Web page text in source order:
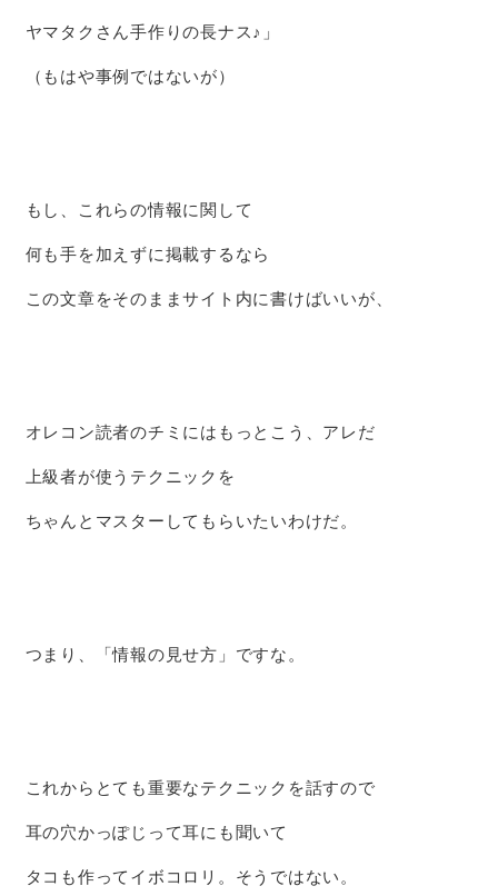
ヤマタクさん手作りの長ナス♪」
（もはや事例ではないが）
もし、これらの情報に関して
何も手を加えずに掲載するなら
この文章をそのままサイト内に書けばいいが、
オレコン読者のチミにはもっとこう、アレだ
上級者が使うテクニックを
ちゃんとマスターしてもらいたいわけだ。
つまり、「情報の見せ方」ですな。
これからとても重要なテクニックを話すので
耳の穴かっぽじって耳にも聞いて
タコも作ってイボコロリ。そうではない。